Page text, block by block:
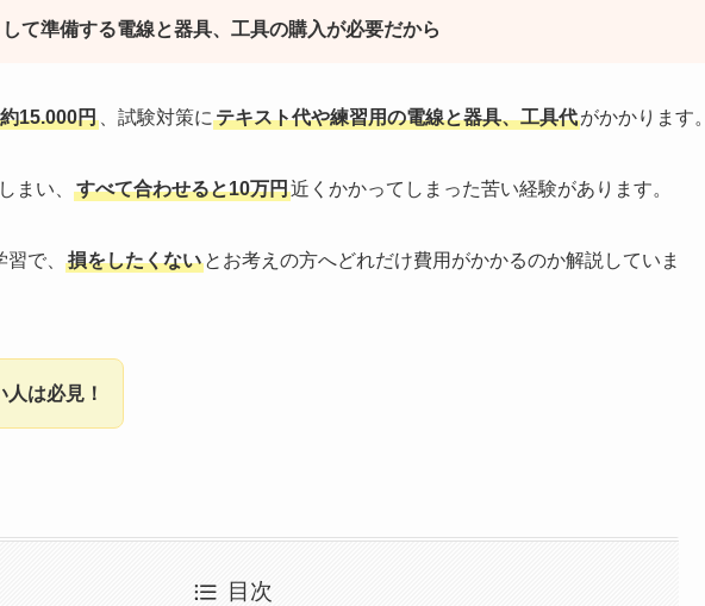
て準備する電線と器具、工具の購入が必要だから
約15.000円 、試験対策に テキスト代や練習用の電線と器具、工具代がかかります。
まい、 すべて合わせると10万円近くかかってしまった苦い経験があります。
で、 損をしたくない とお考えの方へどれだけ費用がかかるのか解説していま
は必見！
目次